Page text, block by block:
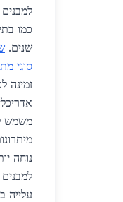
כמו
שנים.
סוגי
זמינה
משמש
נוחה
עלייה